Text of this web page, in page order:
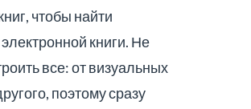
чтобы найти
книги. Не
все: от визуальных
поэтому сразу